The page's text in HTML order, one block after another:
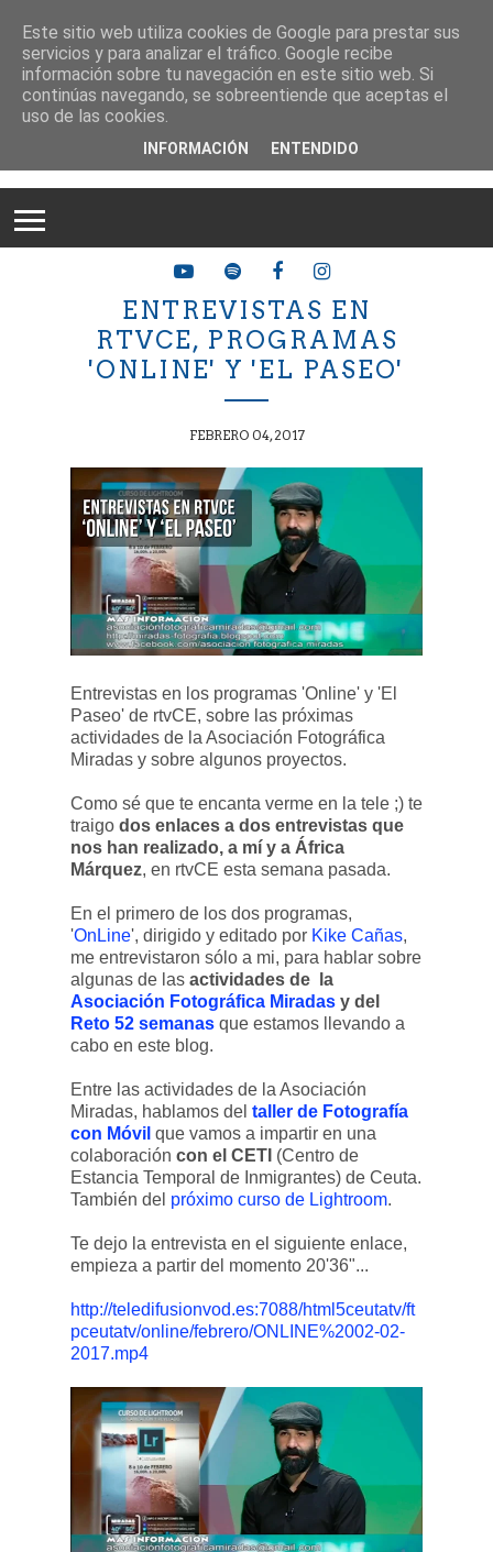
ENTREVISTAS EN
RTVCE, PROGRAMAS
'ONLINE' Y 'EL PASEO'
FEBRERO 04, 2017
Entrevistas en los programas 'Online' y 'El
Paseo' de rtvCE, sobre las próximas
actividades de la Asociación Fotográfica
Miradas y sobre algunos proyectos.
Como sé que te encanta verme en la tele ;) te
traigo dos enlaces a dos entrevistas que
nos han realizado, a mí y a África
Márquez, en rtvCE esta semana pasada.
En el primero de los dos programas,
'OnLine', dirigido y editado por Kike Cañas,
me entrevistaron sólo a mi, para hablar sobre
algunas de las actividades de la
Asociación Fotográfica Miradas y del
Reto 52 semanas que estamos llevando a
cabo en este blog.
Entre las actividades de la Asociación
Miradas, hablamos del taller de Fotografía
con Móvil que vamos a impartir en una
colaboración con el CETI (Centro de
Estancia Temporal de Inmigrantes) de Ceuta.
También del próximo curso de Lightroom.
Te dejo la entrevista en el siguiente enlace,
empieza a partir del momento 20'36"...
http://teledifusionvod.es:7088/html5ceutatv/ft
pceutatv/online/febrero/ONLINE%2002-02-
2017.mp4
Este sitio web utiliza cookies de Google para prestar sus
servicios y para analizar el tráfico. Google recibe
información sobre tu navegación en este sitio web. Si
continúas navegando, se sobreentiende que aceptas el
uso de las cookies.
INFORMACIÓN ENTENDIDO